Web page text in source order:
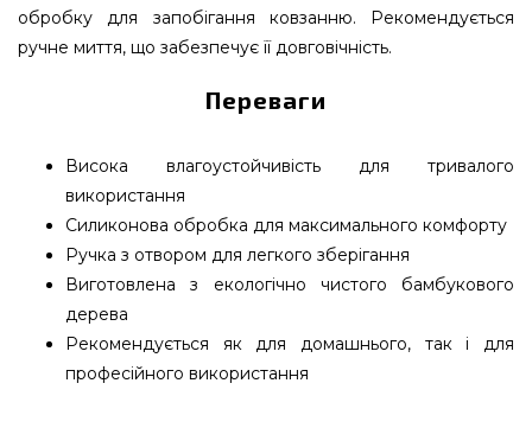
обробку для запобігання ковзанню. Рекомендується
ручне миття, що забезпечує її довговічність.
Переваги
Висока влагоустойчивість для тривалого
використання
Силиконова обробка для максимального комфорту
Ручка з отвором для легкого зберігання
Виготовлена з екологічно чистого бамбукового
дерева
Рекомендується як для домашнього, так і для
професійного використання